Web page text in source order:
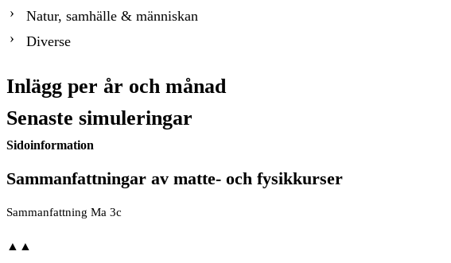
Natur, samhälle & människan
Diverse
Inlägg per år och månad
Senaste simuleringar
Sidoinformation
Sammanfattningar av matte- och fysikkurser
Sam­man­fatt­ning Ma 3c
▲▲